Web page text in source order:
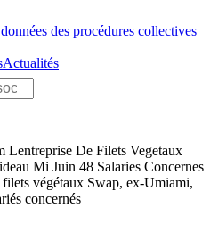
des procédures collectives
Actualités
Lentreprise De Filets Vegetaux
Mi Juin 48 Salaries Concernes